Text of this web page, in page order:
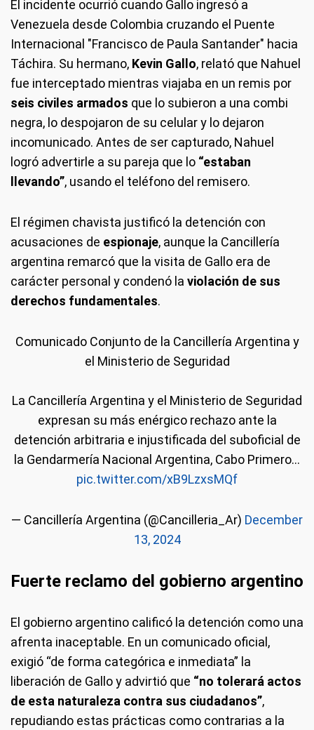
El incidente ocurrió cuando Gallo ingresó a
Venezuela desde Colombia cruzando el Puente
Internacional "Francisco de Paula Santander" hacia
Táchira. Su hermano, Kevin Gallo, relató que Nahuel
fue interceptado mientras viajaba en un remis por
seis civiles armados que lo subieron a una combi
negra, lo despojaron de su celular y lo dejaron
incomunicado. Antes de ser capturado, Nahuel
logró advertirle a su pareja que lo “estaban
llevando”, usando el teléfono del remisero.
El régimen chavista justificó la detención con
acusaciones de espionaje, aunque la Cancillería
argentina remarcó que la visita de Gallo era de
carácter personal y condenó la violación de sus
derechos fundamentales.
Comunicado Conjunto de la Cancillería Argentina y
el Ministerio de Seguridad
La Cancillería Argentina y el Ministerio de Seguridad
expresan su más enérgico rechazo ante la
detención arbitraria e injustificada del suboficial de
la Gendarmería Nacional Argentina, Cabo Primero…
pic.twitter.com/xB9LzxsMQf
— Cancillería Argentina (@Cancilleria_Ar) December
13, 2024
Fuerte reclamo del gobierno argentino
El gobierno argentino calificó la detención como una
afrenta inaceptable. En un comunicado oficial,
exigió “de forma categórica e inmediata” la
liberación de Gallo y advirtió que “no tolerará actos
de esta naturaleza contra sus ciudadanos”,
repudiando estas prácticas como contrarias a la